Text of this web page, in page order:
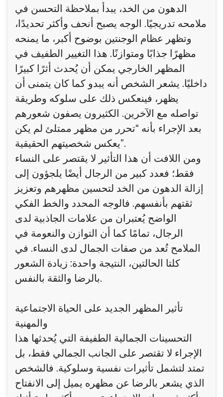
الدهون من الخد، يبدأ بملاحظة التحسن في
ملامحه تدريجيًا. الوجه يصبح أنحف وأكثر تحديدًا،
وتظهر عظام الوجنتين بوضوح أكبر، ما يمنحه
مظهرًا جذابًا ومتوازنًا. هذا التغيير الطفيف في
المظهر الخارجي يمكن أن يُحدث أثرًا كبيرًا
داخليًا. يشعر الشخص أنه يبدو كما كان يتمنى أن
يظهر، فينعكس ذلك على سلوكه وطريقة
تواصله مع الآخرين. الكثيرون يصفون شعورهم
بعد الإجراء بأنه “تحرر من مظهر ممتلئ لم يكن
يعكس شخصيتهم الحقيقية”.
ومن اللافت أن هذا التأثير لا يقتصر على النساء
فقط؛ فعدد كبير من الرجال أيضًا يلجؤون إلى
إزالة الدهون من الخد لتحسين مظهرهم وتعزيز
ثقتهم بأنفسهم. فالوجه المحدد والخط الفكي
الواضح يُعتبران من علامات الجاذبية لدى
الرجال، تمامًا كما أن التوازن والنعومة في
الملامح تُعد من صفات الجمال لدى النساء. في
كلتا الحالتين، النتيجة واحدة: زيادة الشعور
بالرضا والثقة بالنفس.
تأثير المظهر الجديد على الحياة الاجتماعية
والمهنية
التحسينات الجمالية الطفيفة التي يُحدثها هذا
الإجراء لا تقتصر على الجانب الجمالي فقط، بل
تمتد لتشمل تأثيرات نفسية وسلوكية. فالشخص
الذي يشعر بالرضا عن مظهره يميل إلى الانفتاح